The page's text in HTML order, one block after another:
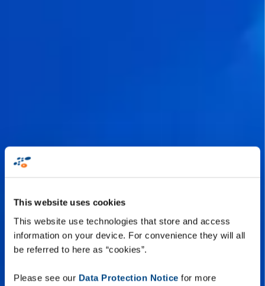
This website uses cookies
This website use technologies that store and access
information on your device. For convenience they will all
be referred to here as “cookies”.
Please see our Data Protection Notice for more